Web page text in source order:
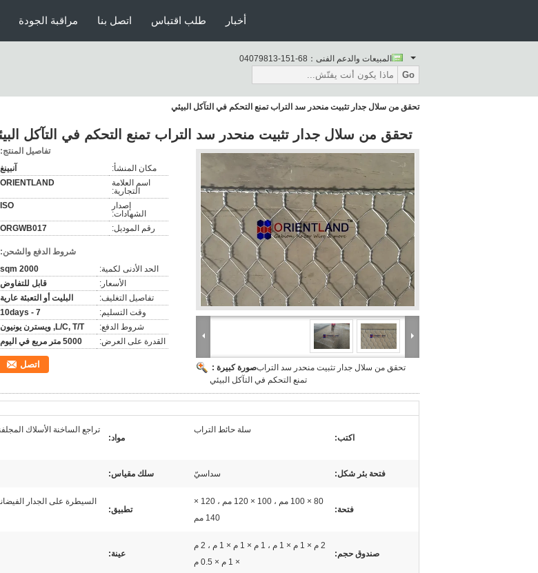
مراقبة الجودة اتصل بنا طلب اقتباس أخبار
المبيعات والدعم الفنى： 86-151-31897040
Go
تحقق من سلال جدار تثبيت منحدر سد التراب تمنع التحكم في التآكل البيئي
تحقق من سلال جدار تثبيت منحدر سد التراب تمنع التحكم في التآكل
صورة كبيرة :تحقق من سلال جدار تثبيت منحدر سد التراب
تمنع التحكم في التآكل البيئي
تفاصيل المنتج:
مكان المنشأ:
آنبينغ
اسم العلامة
التجارية:
ORIENTLAND
إصدار
الشهادات:
ISO
رقم الموديل: ORGWB017
شروط الدفع والشحن:
الحد الأدنى لكمية:
2000 sqm
الأسعار:
قابل للتفاوض
تفاصيل التغليف:
البليت أو التعبئة عارية
وقت التسليم:
7 - 10days
شروط الدفع:
L/C, T/T, ويسترن يونيون
القدرة على العرض:
5000 متر مربع في اليوم
اتصل
اكتب:
سلة حائط التراب
مواد:
تراجع الساخنة الأسلاك
فتحة بئر شكل: سداسيّ سلك مقياس:
فتحة:
80 × 100 مم ، 100 × 120 مم ، 120 ×
140 مم
تطبيق:
السيطرة على الجدار
صندوق حجم:
2 م × 1 م × 1 م ، 1 م × 1 م × 1 م ، 2 م
× 1 م × 0.5 م
عينة: